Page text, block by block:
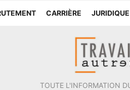
CARRIÈRE JURIDIQUE
TOUTE L'INFORMATION